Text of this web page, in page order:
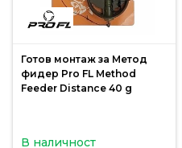
Готов монтаж за Метод
фидер Pro FL Method
Feeder Distance 40 g
В наличност